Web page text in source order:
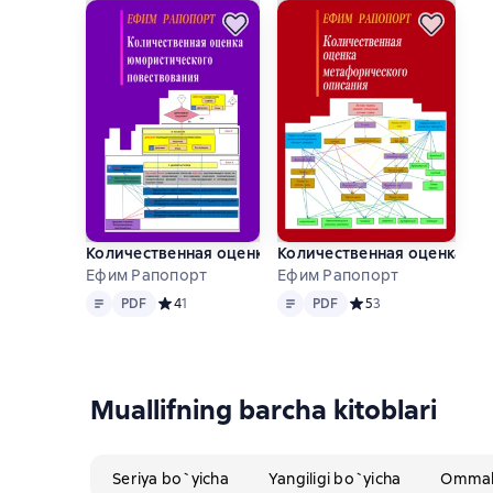
Количественная оценка юмористического
Ефим Рапопорт
Matn PDF
PDF Средний рейтинг 4 на основе 1 оценок
41
Количественная оценка
Ефим Рапопорт
Matn PDF
PDF Средний рейтинг 5 на
53
Muallifning barcha kitoblari
Seriya bo`yicha Yangiligi bo`yicha